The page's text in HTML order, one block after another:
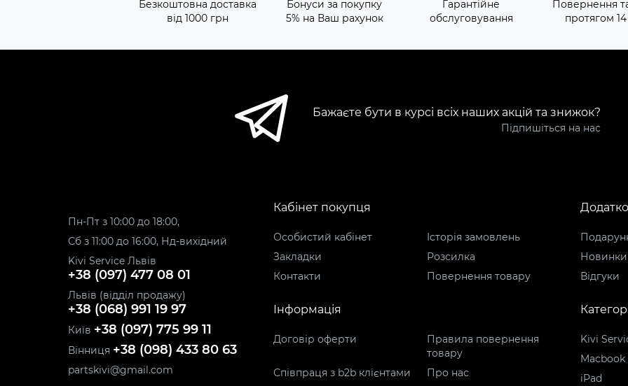
Безкоштовна доставка
від 1000 грн
Бонуси за покупку
5% на Ваш рахунок
Гарантійне
обслуговування
Повернення
протягом 14
Бажаєте бути в курсі всіх наших акцій та знижок?
Підпишіться на нас
Пн-Пт з 10:00 до 18:00,
Сб з 11:00 до 16:00, Нд-вихідний
Kivi Service Львів
+38 (097) 477 08 01
Львів (відділ продажу)
+38 (068) 991 19 97
Київ +38 (097) 775 99 11
Вінниця +38 (098) 433 80 63
partskivi@gmail.com
Кабінет покупця
Особистий кабінет
Історія замовлень
Закладки
Розсилка
Контакти
Повернення товару
Новинки
Відгуки
Інформація
Договір оферти
Правила повернення
товару
Співпраця з b2b клієнтами
Про нас
Kivi
Macbook
iPad